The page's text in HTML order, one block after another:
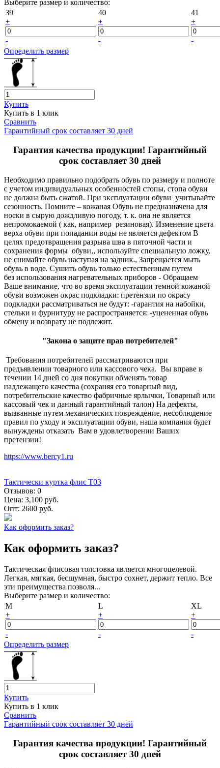
Выберите размер и количество:
39
+
-
40
+
-
41
+
-
Определить размер
Купить
Купить в 1 клик
Сравнить
Гарантийный срок составляет 30 дней
Гарантия качества продукции! Гарантийный
срок составляет 30 дней
Необходимо правильно подобрать обувь по размеру и полноте
с учетом индивидуальных особенностей стопы, стопа обуви
не должна быть сжатой. При эксплуатации обуви учитывайте
сезонность. Помните – кожаная Обувь не предназначена для
носки в сырую дождливую погоду, т. к. она не является
непромокаемой ( как, например резиновая). Изменение цвета
верха обуви при попадании воды не является дефектом В
целях предотвращения разрыва шва в пяточной части и
сохранения формы обуви,, используйте специальную ложку,
не снимайте обувь наступая на задник., Запрещается мыть
обувь в воде. Сушить обувь только естественным путем
без использования нагревательных приборов - Обращаем
Ваше внимание, что во время эксплуатации темной кожаной
обуви возможен окрас подкладки: претензии по окрасу
подкладки рассматриваться не будут: -гарантия на набойки,
стельки и фурнитуру не распространяется: -уцененная обувь
обмену и возврату не подлежит.
"Закона о защите прав потребителей"
Требования потребителей рассматриваются при
предъявлении товарного или кассового чека. Вы вправе в
течении 14 дней со дня покупки обменять товар
надлежащего качества (сохраняя его товарный вид,
потребительские качество фабричные ярлычки, Товарный или
кассовый чек и данный гарантийный талон) На дефекты,
вызванные путем механических повреждение, несоблюдение
правил по уходу и эксплуатации обуви, наша компания будет
вынуждены отказать Вам в удовлетворении Ваших
претензии!
https://www.bercy1.ru
Тактически куртка флис Т03
Отзывов: 0
Цена: 3,100 руб.
Опт: 2600 руб.
Как оформить заказ?
Как оформить заказ?
Тактическая флисовая толстовка является многоцелевой.
Легкая, мягкая, бесшумная, быстро сохнет, держит тепло. Все
эти преимущества позволя...
Выберите размер и количество:
M
+
-
L
+
-
XL
+
-
Определить размер
Купить
Купить в 1 клик
Сравнить
Гарантийный срок составляет 30 дней
Гарантия качества продукции! Гарантийный
срок составляет 30 дней